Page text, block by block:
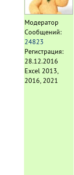
Модератор
Сообщений:
24823
Регистрация:
28.12.2016
Excel 2013,
2016, 2021